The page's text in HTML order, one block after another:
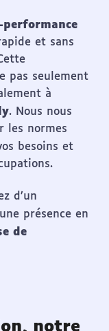
et sans
pas seulement
à
. Nous nous
les normes
besoins et
d’un
présence en
de
notre